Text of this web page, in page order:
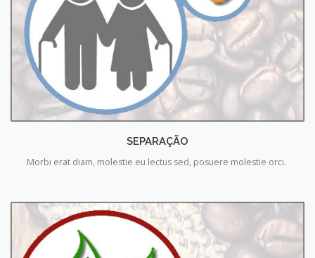
SEPARAÇÃO
Morbi erat diam, molestie eu lectus sed, posuere molestie orci.